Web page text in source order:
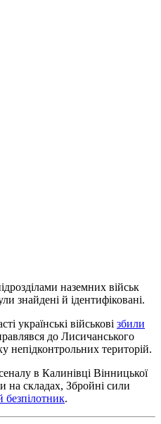
наземних військ
знайдені й ідентифіковані.
українські військові збили
до Лисичанського
непідконтрольних територій.
в Калинівці Вінницької
на складах, Збройні сили
безпілотник.